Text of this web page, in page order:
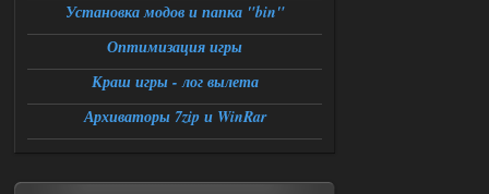
Установка модов и папка "bin"
Оптимизация игры
Краш игры - лог вылета
Архиваторы 7zip и WinRar